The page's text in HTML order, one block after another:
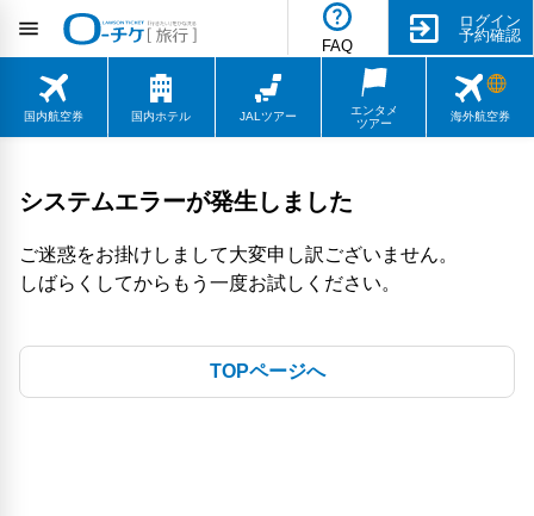
FAQ
ログイン
予約確認
国内航空券 国内ホテル JALツアー
エンタメ
ツアー
海外航空券
システムエラーが発生しました
ご迷惑をお掛けしまして大変申し訳ございません。
しばらくしてからもう一度お試しください。
TOPページへ